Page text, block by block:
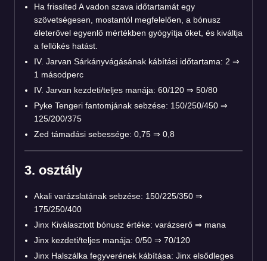
Ha frissíted A vadon szava időtartamát egy
szövetségesen, mostantól megfelelően, a bónusz
életerővel egyenlő mértékben gyógyítja őket, és kiváltja
a fellökés hatást.
IV. Jarvan Sárkányvágásának kábítási időtartama: 2 ⇒
1 másodperc
IV. Jarvan kezdeti/teljes manája: 60/120 ⇒ 50/80
Pyke Tengeri fantomjának sebzése: 150/250/450 ⇒
125/200/375
Zed támadási sebessége: 0,75 ⇒ 0,8
3. osztály
Akali varázslatának sebzése: 150/225/350 ⇒
175/250/400
Jinx Kiválasztott bónusz értéke: varázserő ⇒ mana
Jinx kezdeti/teljes manája: 0/50 ⇒ 70/120
Jinx Halszálka fegyverének kábítása: Jinx elsődleges